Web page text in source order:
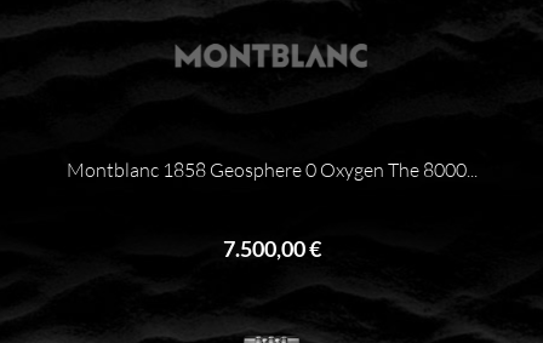
Montblanc 1858 Geosphere 0 Oxygen The 8000...
7.500,00 €